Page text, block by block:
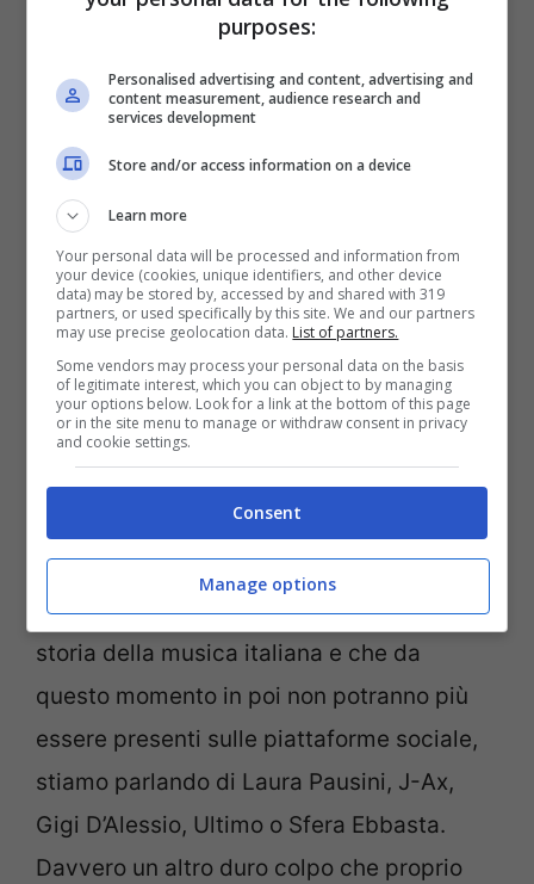
nel 2011 a Londra da Davide d’Atri e
Instagram, Notizie.com
Nel loro archivio, anche se si tratta di un
gruppo decisamente più ristretto rispetto
al precedente, ci sono nomi di grande e
tutto rispetto che hanno reso grande la
storia della musica italiana e che da
questo momento in poi non potranno più
essere presenti sulle piattaforme sociale,
stiamo parlando di Laura Pausini, J-Ax,
Gigi D’Alessio, Ultimo o Sfera Ebbasta.
Davvero un altro duro colpo che proprio
purposes:
Personalised advertising and content, advertising and
content measurement, audience research and
services development
Store and/or access information on a device
Learn more
Your personal data will be processed and information from
your device (cookies, unique identifiers, and other device
data) may be stored by, accessed by and shared with 319
partners, or used specifically by this site. We and our partners
may use precise geolocation data. List of partners.
Some vendors may process your personal data on the basis
of legitimate interest, which you can object to by managing
your options below. Look for a link at the bottom of this page
or in the site menu to manage or withdraw consent in privacy
and cookie settings.
Consent
Manage options